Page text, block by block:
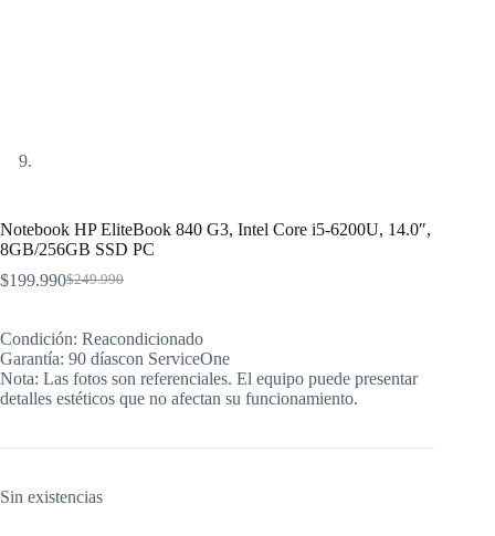
Notebook HP EliteBook 840 G3, Intel Core i5-6200U, 14.0″,
8GB/256GB SSD PC
$249.990
El
original
era:
$249.990.
$199.990El
actual
es:
$199.990.
Condición: Reacondicionado
Garantía: 90 díascon ServiceOne
Nota: Las fotos son referenciales. El equipo puede presentar
detalles estéticos que no afectan su funcionamiento.
Sin existencias